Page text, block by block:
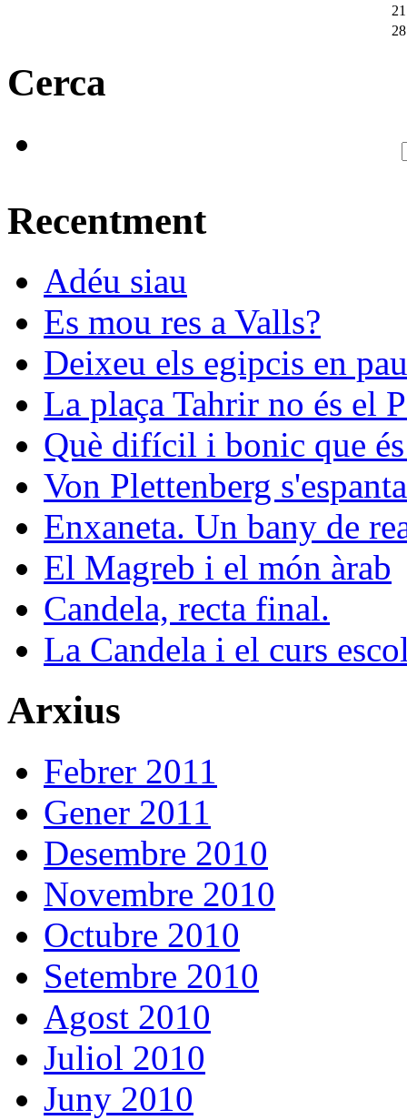
21
28
Cerca
Recentment
Adéu siau
Es mou res a Valls?
Deixeu els egipcis en
La plaça Tahrir no és el
Què difícil i bonic que és
Von Plettenberg s'espanta
Enxaneta. Un bany de
El Magreb i el món àrab
Candela, recta final.
La Candela i el curs
Arxius
Febrer 2011
Gener 2011
Desembre 2010
Novembre 2010
Octubre 2010
Setembre 2010
Agost 2010
Juliol 2010
Juny 2010